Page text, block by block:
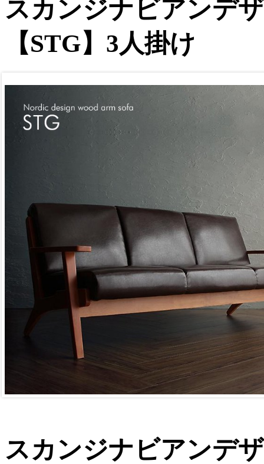
スカンジナビアンデ
【STG】3人掛け
スカンジナビアンデ